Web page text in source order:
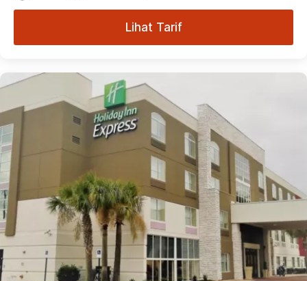
Lihat Tarif